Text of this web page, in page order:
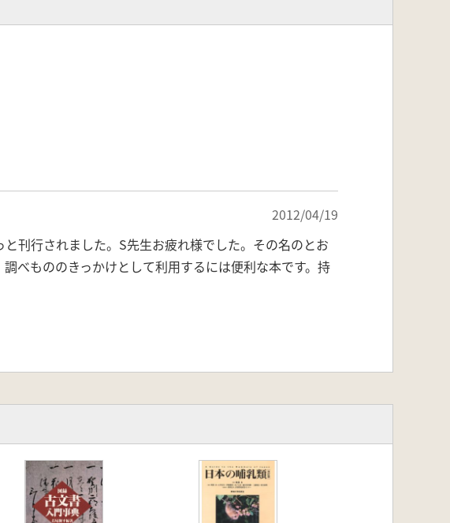
2012/04/19
刊行されました。S先生お疲れ様でした。その名のとお
べもののきっかけとして利用するには便利な本です。持